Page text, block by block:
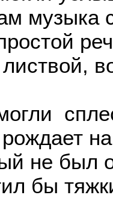
музыка
не был
бы